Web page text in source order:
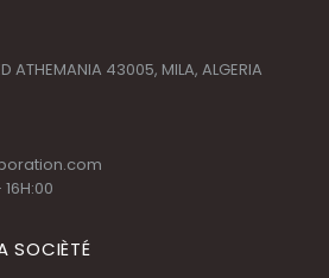
ATHEMANIA 43005, MILA, ALGERIA
SOCIÈTÉ